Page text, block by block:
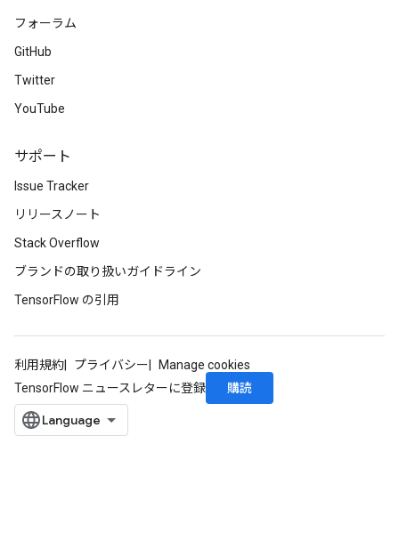
フォーラム
GitHub
Twitter
YouTube
サポート
Issue Tracker
リリースノート
Stack Overflow
ブランドの取り扱いガイドライン
TensorFlow の引用
利用規約 プライバシー
Manage cookies
TensorFlow ニュースレターに登録
購読